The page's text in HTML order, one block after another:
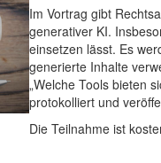
Im Vortrag gibt
generativer KI.
einsetzen lässt. Es
generierte Inhalte
„Welche Tools bieten
protokolliert und
Die Teilnahme ist